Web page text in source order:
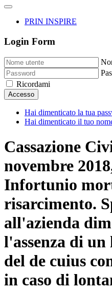
PRIN INSPIRE
Login Form
Ricordami
Accesso
Hai dimenticato la tua
Hai dimenticato il tuo
Cassazione
novembre
Infortunio
risarcimento.
all'azienda
l'assenza di
del de cuius
in caso di